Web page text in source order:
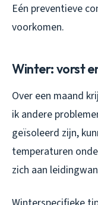
Eén preventieve
voorkomen.
Winter: vorst
Over een maand
ik andere
geïsoleerd zijn,
temperaturen
zich aan